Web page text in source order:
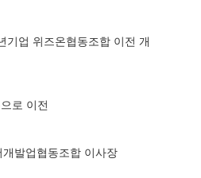
기업 위즈온협동조합 이전 개
로 이전
발업협동조합 이사장